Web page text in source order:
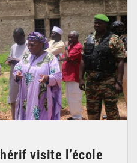
visite l’école